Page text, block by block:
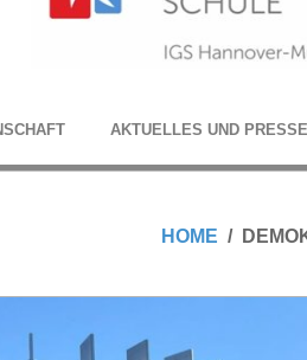
AKTU­EL­LES UND PRESSE
HOME